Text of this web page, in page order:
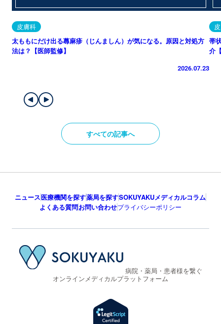
皮膚科
太ももにだけ出る蕁麻疹（じんましん）が気になる。原因と対処方
法は？【医師監修】
2026.07.23
帯
介
すべての記事へ
ニュース医療機関を探す薬局を探すSOKUYAKUメディカルコラム
よくある質問お問い合わせプライバシーポリシー
病院・薬局・患者様を繋ぐ
オンラインメディカルプラットフォーム